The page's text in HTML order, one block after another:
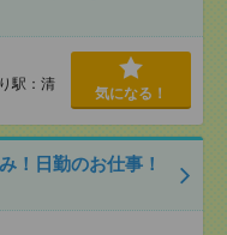
駅：清
気になる！
！日勤のお仕事！